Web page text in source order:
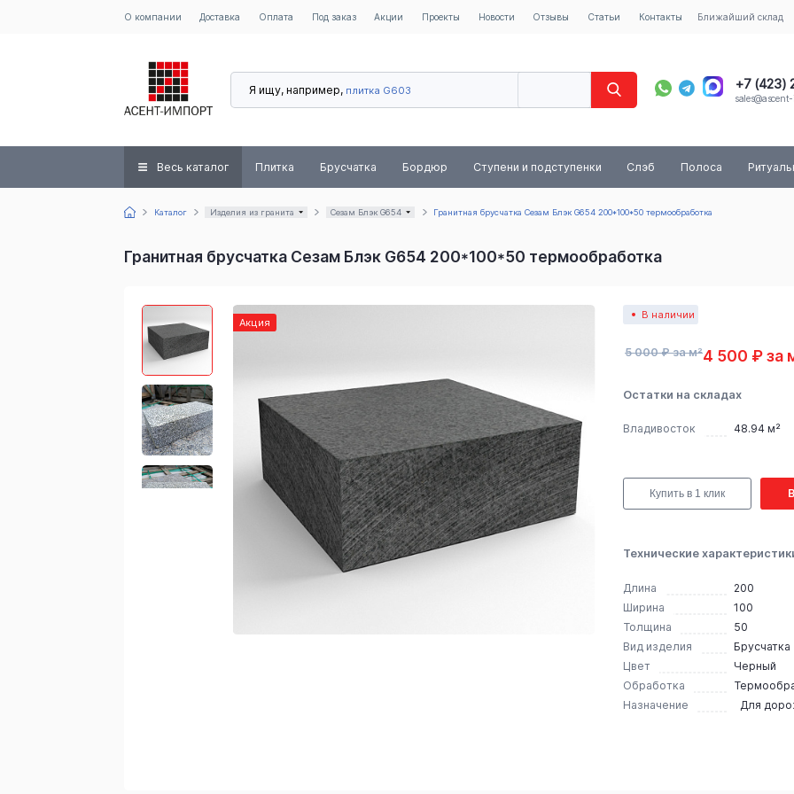
О компании Доставка Оплата Под заказ Акции Проекты Новости Отзывы Статьи Контакты Ближайший склад
Я ищу, например, плитка G603
+7 (423)
8 (800)
Весь каталог Плитка Брусчатка Бордюр Ступени и подступенки Слэб Полоса
Каталог Изделия из гранита Сезам Блэк G654 Гранитная брусчатка Сезам Блэк G654 200*100*50 термообработка
Гранитная брусчатка Сезам Блэк G654 200*100*50 термообработка
Акция
В наличии
5 000 ₽ за м²4 500 ₽ за
Остатки на складах
Владивосток 48.94 м²
Купить в 1 клик
Технические
Длина
200
Ширина
100
Толщина
50
Вид изделия
Брусчатка
Цвет
Черный
Обработка
Назначение
Для